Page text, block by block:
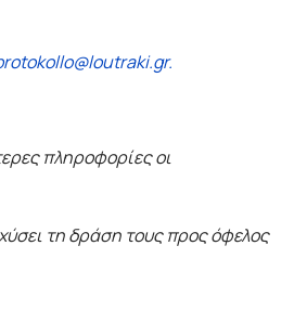
.
πληροφορίες οι
τη δράση τους προς όφελος